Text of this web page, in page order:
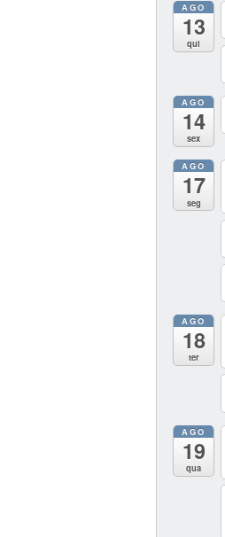
AGO
13
qui
AGO
14
sex
AGO
17
seg
AGO
18
ter
AGO
19
qua